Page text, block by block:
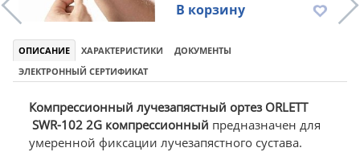
В корзину
ОПИСАНИЕ ХАРАКТЕРИСТИКИ
ДОКУМЕНТЫ
ЭЛЕКТРОННЫЙ СЕРТИФИКАТ
Компрессионный лучезапястный ортез ORLETT
SWR-102 2G компрессионный предназначен для
умеренной фиксации лучезапястного сустава.